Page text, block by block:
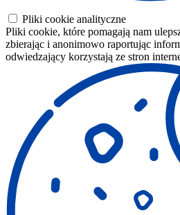
Pliki cookie analityczne
Pliki cookie, które pomagają nam
zbierając i anonimowo raportując
odwiedzający korzystają ze stron